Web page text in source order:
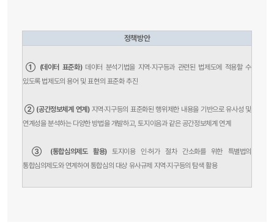
정책방안
① (데이터 표준화) 데이터 분석기법을 지역·지구등과 관련된 법제도에 적용할 수
있도록 법제도의 용어 및 표현의 표준화 추진
② (공간정보체계 연계) 지역·지구등의 표준화된 행위제한 내용을 기반으로 유사성 및
연계성을 분석하는 다양한 방법을 개발하고, 토지이음과 같은 공간정보체계 연계
③ (통합심의제도 활용)토지이용 인·허가 절차 간소화를 위한 특별법의
통합심의제도와 연계하여 통합심의 대상 유사규제 지역·지구등의 탐색 활용